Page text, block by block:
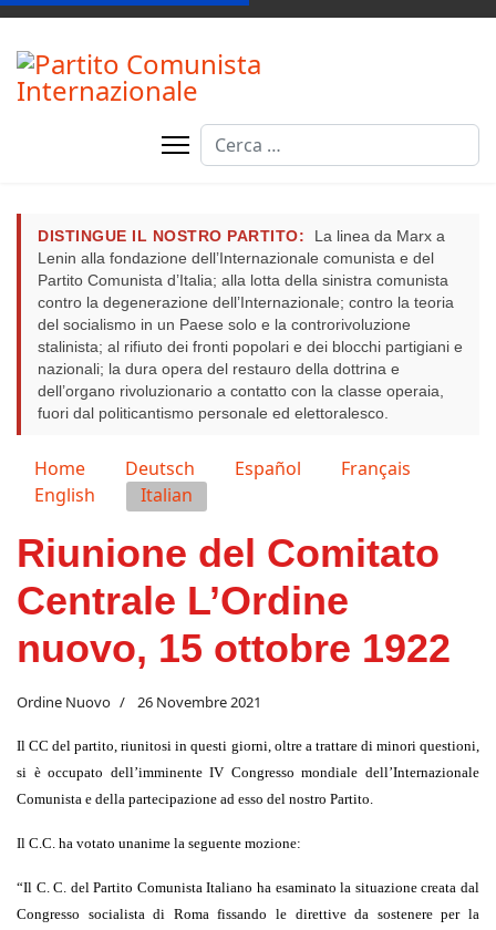
Cerca
DISTINGUE IL NOSTRO PARTITO:
La linea da Marx a
Lenin alla fondazione dell’Internazionale comunista e del
Partito Comunista d’Italia; alla lotta della sinistra comunista
contro la degenerazione dell’Internazionale; contro la teoria
del socialismo in un Paese solo e la controrivoluzione
stalinista; al rifiuto dei fronti popolari e dei blocchi partigiani e
nazionali; la dura opera del restauro della dottrina e
dell’organo rivoluzionario a contatto con la classe operaia,
fuori dal politicantismo personale ed elettoralesco.
Seleziona la tua lingua
Home Deutsch Español
Français
English
Italian
Riunione del Comitato
Centrale L’Ordine
nuovo, 15 ottobre 1922
Ordine Nuovo 26 Novembre 2021
Il CC del partito, riunitosi in questi giorni, oltre a trattare di minori questioni,
si è occupato dell’imminente IV Congresso mondiale dell’Internazionale
Comunista e della partecipazione ad esso del nostro Partito.
Il C.C. ha votato unanime la seguente mozione:
“Il C. C. del Partito Comunista Italiano ha esaminato la situazione creata dal
Congresso socialista di Roma fissando le direttive da sostenere per la